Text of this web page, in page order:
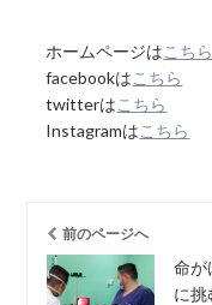
ホームページはこちら
facebookはこちら
twitterはこちら
Instagramはこちら
前のページへ
命が
に挑